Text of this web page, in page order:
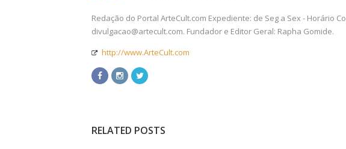
Redação do Portal ArteCult.com Expediente: de Seg a Sex - Horário
divulgacao@artecult.com. Fundador e Editor Geral: Rapha Gomide.
http://www.ArteCult.com
RELATED POSTS